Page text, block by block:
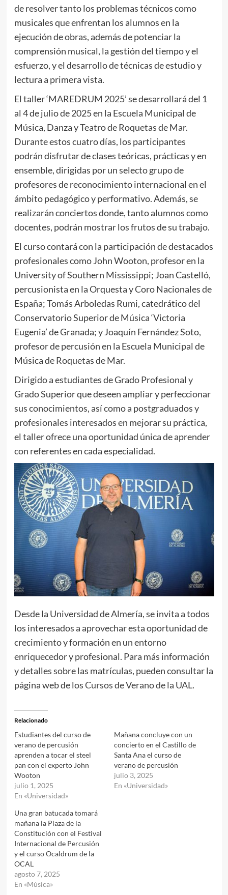
de resolver tanto los problemas técnicos como
musicales que enfrentan los alumnos en la
ejecución de obras, además de potenciar la
comprensión musical, la gestión del tiempo y el
esfuerzo, y el desarrollo de técnicas de estudio y
lectura a primera vista.
El taller ‘MAREDRUM 2025’ se desarrollará del 1
al 4 de julio de 2025 en la Escuela Municipal de
Música, Danza y Teatro de Roquetas de Mar.
Durante estos cuatro días, los participantes
podrán disfrutar de clases teóricas, prácticas y en
ensemble, dirigidas por un selecto grupo de
profesores de reconocimiento internacional en el
ámbito pedagógico y performativo. Además, se
realizarán conciertos donde, tanto alumnos como
docentes, podrán mostrar los frutos de su trabajo.
El curso contará con la participación de destacados
profesionales como John Wooton, profesor en la
University of Southern Mississippi; Joan Castelló,
percusionista en la Orquesta y Coro Nacionales de
España; Tomás Arboledas Rumi, catedrático del
Conservatorio Superior de Música ‘Victoria
Eugenia’ de Granada; y Joaquín Fernández Soto,
profesor de percusión en la Escuela Municipal de
Música de Roquetas de Mar.
Dirigido a estudiantes de Grado Profesional y
Grado Superior que deseen ampliar y perfeccionar
sus conocimientos, así como a postgraduados y
profesionales interesados en mejorar su práctica,
el taller ofrece una oportunidad única de aprender
con referentes en cada especialidad.
Desde la Universidad de Almería, se invita a todos
los interesados a aprovechar esta oportunidad de
crecimiento y formación en un entorno
enriquecedor y profesional. Para más información
y detalles sobre las matrículas, pueden consultar la
página web de losCursos de Verano de la UAL.
Relacionado
Estudiantes del curso de
verano de percusión
aprenden a tocar el steel
pan con el experto John
Wooton
julio 1, 2025
En «Universidad»
Mañana concluye con un
concierto en el Castillo de
Santa Ana el curso de
verano de percusión
julio 3, 2025
En «Universidad»
Una gran batucada tomará
mañana la Plaza de la
Constitución con el Festival
Internacional de Percusión
y el curso Ocaldrum de la
OCAL
agosto 7, 2025
En «Música»